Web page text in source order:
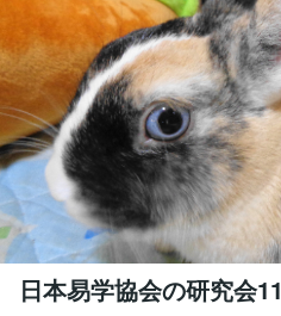
日本易学協会の研究会11